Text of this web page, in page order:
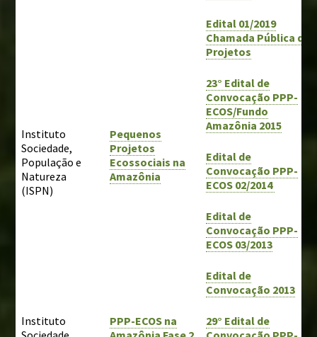
Edital 01/2019
Chamada Pública de
Projetos
Instituto
Sociedade,
População e
Natureza
(ISPN)
Pequenos
Projetos
Ecossociais na
Amazônia
23° Edital de
Convocação PPP-
ECOS/Fundo
Amazônia 2015
Edital de
Convocação PPP-
ECOS 02/2014
Edital de
Convocação PPP-
ECOS 03/2013
Edital de
Convocação 2013
Instituto
PPP-ECOS na
29° Edital de